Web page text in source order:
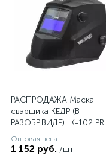
РАСПРОДАЖА Маска
сварщика КЕДР (В
РАЗОБР.ВИДЕ) "К-102
черная
Оптовая цена
1 152 руб. /шт